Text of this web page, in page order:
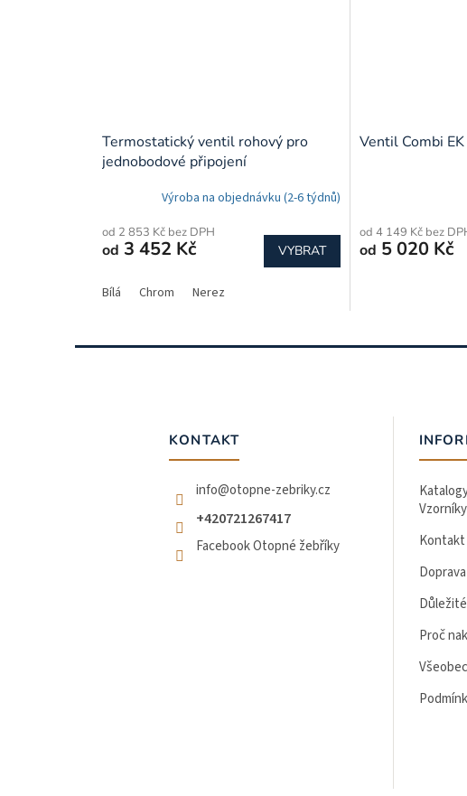
Termostatický ventil rohový pro
jednobodové připojení
Výroba na objednávku (2-6 týdnů)
od 2 853 Kč bez DPH
od 3 452 Kč VYBRAT
Bílá Chrom Nerez
Ventil Combi
od 4 149 Kč bez
od 5 020 Kč
KONTAKT
info@otopne-zebriky.cz
+420721267417
Facebook Otopné žebříky
Kontakt
Proč